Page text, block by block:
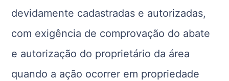
devidamente cadastradas e autorizadas,
com exigência de comprovação do abate
e autorização do proprietário da área
quando a ação ocorrer em propriedade